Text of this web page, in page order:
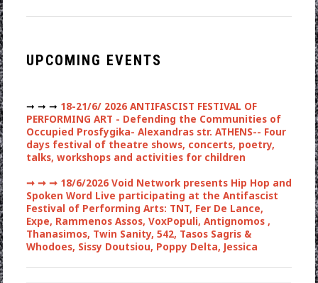
UPCOMING EVENTS
➞ ➞ ➞ 18-21/6/ 2026 ANTIFASCIST FESTIVAL OF
PERFORMING ART - Defending the Communities of
Occupied Prosfygika- Alexandras str. ATHENS-- Four
days festival of theatre shows, concerts, poetry,
talks, workshops and activities for children
➞ ➞ ➞18/6/2026 Void Network presents Hip Hop and
Spoken Word Live participating at the Antifascist
Festival of Performing Arts: TNT, Fer De Lance,
Expe, Rammenos Assos, VoxPopuli, Antignomos ,
Thanasimos, Twin Sanity, 542, Tasos Sagris &
Whodoes, Sissy Doutsiou, Poppy Delta, Jessica